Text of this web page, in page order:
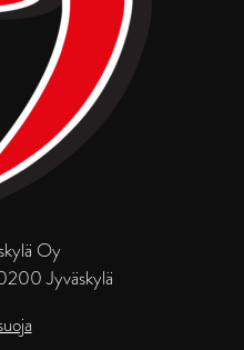
Oy
Jyväskylä